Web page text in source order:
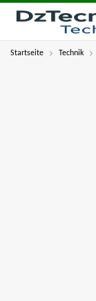
Startseite Technik